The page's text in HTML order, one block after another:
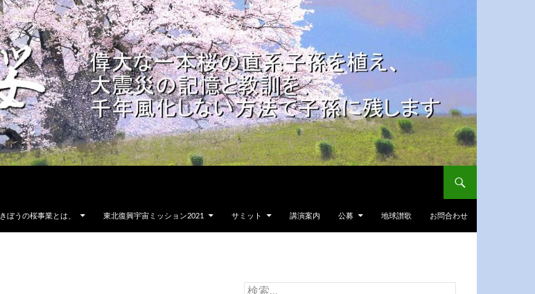
きぼうの桜事業とは、 東北復興宇宙ミッション2021 サミット 講演案内 公募 地球讃歌 お問合わせ
検